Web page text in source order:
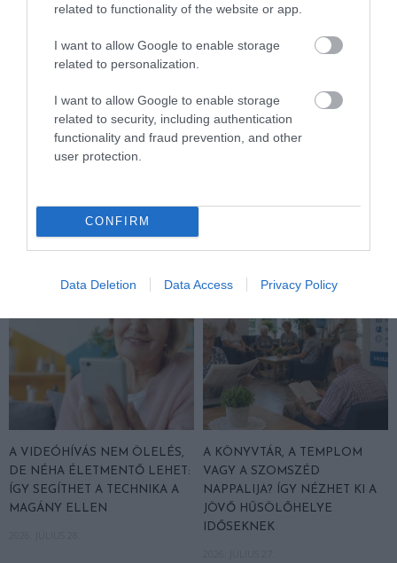
related to functionality of the website or app.
I want to allow Google to enable storage
related to personalization.
I want to allow Google to enable storage
related to security, including authentication
functionality and fraud prevention, and other
user protection.
CONFIRM
Data Deletion Data Access Privacy Policy
FELJELENTÉS A GONDOSÓRA
PROGRAM ÜGYÉBEN: BAJBAN
VAN A SZOLGÁLTATÁS? 7
KÉRDÉS, AMIRE MINDEN
HA AZ UNOKÁD SÍRVA HÍV
PÉNZÉRT, ELŐBB KÉRDEZD
MEG A CSALÁDI JELSZÓT
A VIDEÓHÍVÁS NEM ÖLELÉS,
DE NÉHA ÉLETMENTŐ LEHET:
ÍGY SEGÍTHET A TECHNIKA A
MAGÁNY ELLEN
A KÖNYVTÁR, A TEMPLOM
VAGY A SZOMSZÉD
NAPPALIJA? ÍGY NÉZHET KI A
JÖVŐ HŰSÖLŐHELYE
IDŐSEKNEK